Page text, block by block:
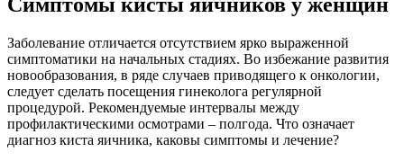
Заболевание отличается отсутствием ярко выраженной
симптоматики на начальных стадиях. Во избежание развития
новообразования, в ряде случаев приводящего к онкологии,
следует сделать посещения гинеколога регулярной
процедурой. Рекомендуемые интервалы между
профилактическими осмотрами – полгода. Что означает
диагноз киста яичника, каковы симптомы и лечение?